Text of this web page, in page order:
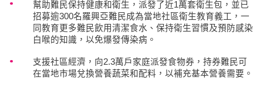
幫助難民保持健康和衛生，派發了近1萬套衛生包，並已
招募逾300名羅興亞難民成為當地社區衛生教育義工，一
同教育更多難民飲用清潔食水、保持衛生習慣及預防感染
白喉的知識，以免爆發傳染病。
支援社區經濟，向2.3萬戶家庭派發食物券，持券難民可
在當地市場兌換營養蔬菜和配料，以補充基本營養需要。